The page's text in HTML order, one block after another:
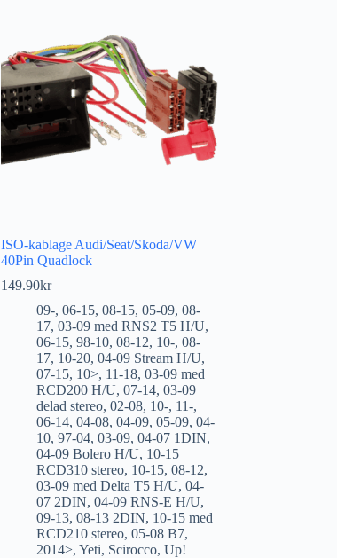
ISO-kablage Audi/Seat/Skoda/VW
40Pin Quadlock
149.90kr
09-, 06-15, 08-15, 05-09, 08-
17, 03-09 med RNS2 T5 H/U,
06-15, 98-10, 08-12, 10-, 08-
17, 10-20, 04-09 Stream H/U,
07-15, 10>, 11-18, 03-09 med
RCD200 H/U, 07-14, 03-09
delad stereo, 02-08, 10-, 11-,
06-14, 04-08, 04-09, 05-09, 04-
10, 97-04, 03-09, 04-07 1DIN,
04-09 Bolero H/U, 10-15
RCD310 stereo, 10-15, 08-12,
03-09 med Delta T5 H/U, 04-
07 2DIN, 04-09 RNS-E H/U,
09-13, 08-13 2DIN, 10-15 med
RCD210 stereo, 05-08 B7,
2014>, Yeti, Scirocco, Up!